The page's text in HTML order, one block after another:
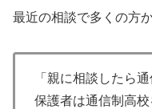
最近の相談で多くの方
「親に相談したら
保護者は通信制高